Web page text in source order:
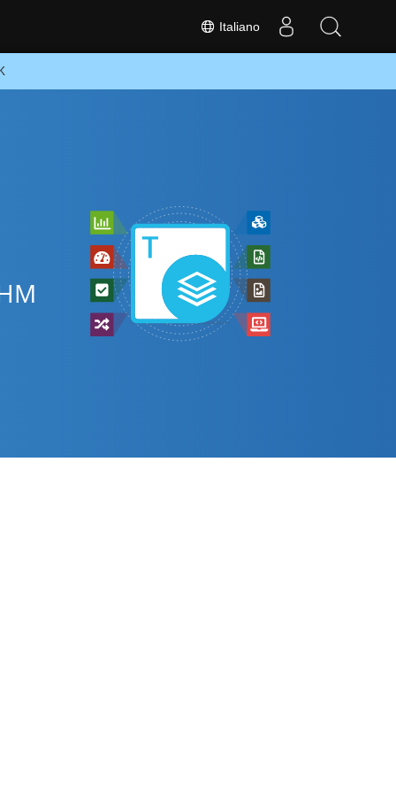
Italiano